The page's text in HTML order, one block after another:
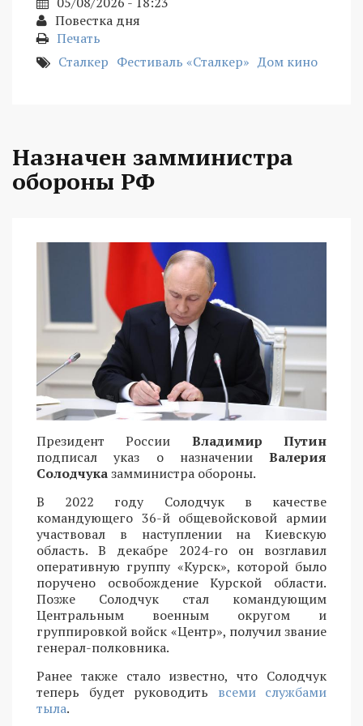
Повестка дня
Печать
Сталкер Фестиваль «Сталкер» Дом кино
Назначен замминистра
обороны РФ
Президент России Владимир Путин
подписал указ о назначенииВалерия
Солодчуказамминистра обороны.
В 2022 году Солодчук в качестве
командующего 36-й общевойсковой армии
участвовал в наступлении на Киевскую
область. В декабре 2024-го он возглавил
оперативную группу «Курск», которой было
поручено освобождение Курской области.
Позже Солодчук стал командующим
Центральным военным округом и
группировкой войск «Центр», получил звание
генерал-полковника.
Ранее также стало известно, что Солодчук
теперь будет руководить всеми службами
тыла.